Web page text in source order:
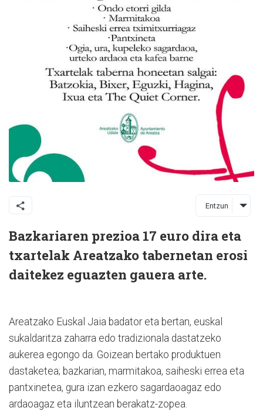
Entzun
Bazkariaren prezioa 17 euro dira eta
txartelak Areatzako tabernetan erosi
daitekez eguazten gauera arte.
Areatzako Euskal Jaia badator eta bertan, euskal
sukaldaritza zaharra edo tradizionala dastatzeko
aukerea egongo da. Goizean bertako produktuen
dastaketea; bazkarian, marmitakoa, saiheski errea eta
pantxinetea, gura izan ezkero sagardaoagaz edo
ardaoagaz eta iluntzean berakatz-zopea.